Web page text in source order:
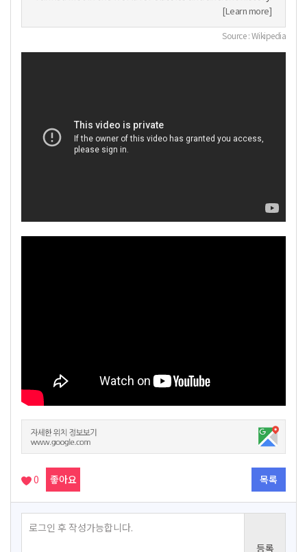
[Learn more]
Source : Wikipedia
0 좋아요 목록